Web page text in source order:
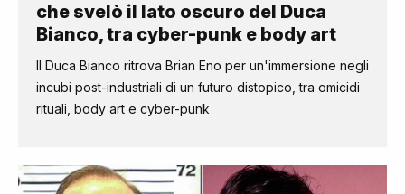
che svelò il lato oscuro del Duca
Bianco, tra cyber-punk e body art
Il Duca Bianco ritrova Brian Eno per un'immersione negli
incubi post-industriali di un futuro distopico, tra omicidi
rituali, body art e cyber-punk